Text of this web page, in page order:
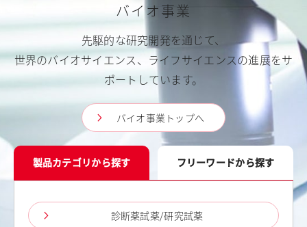
バイオ事業
先駆的な研究開発を通じて、
世界のバイオサイエンス、ライフサイエンスの進展をサ
ポートしています。
バイオ事業トップへ
製品カテゴリから探す フリーワードから探す
診断薬試薬/研究試薬